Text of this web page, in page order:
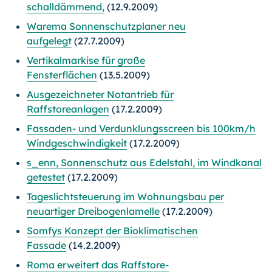
schalldämmend, (12.9.2009)
Warema Sonnenschutzplaner neu
aufgelegt (27.7.2009)
Vertikalmarkise für große
Fensterflächen (13.5.2009)
Ausgezeichneter Notantrieb für
Raffstoreanlagen (17.2.2009)
Fassaden- und Verdunklungsscreen bis 100km/h
Windgeschwindigkeit (17.2.2009)
s_enn, Sonnenschutz aus Edelstahl, im Windkanal
getestet (17.2.2009)
Tageslichtsteuerung im Wohnungsbau per
neuartiger Dreibogenlamelle (17.2.2009)
Somfys Konzept der Bioklimatischen
Fassade (14.2.2009)
Roma erweitert das Raffstore-